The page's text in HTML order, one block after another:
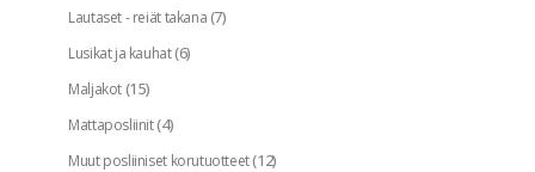
Lautaset - reiät takana(7)
Lusikat ja kauhat(6)
Maljakot(15)
Mattaposliinit(4)
Muut posliiniset korutuotteet(12)